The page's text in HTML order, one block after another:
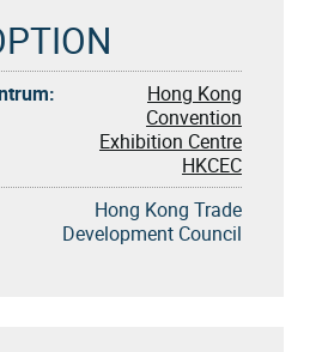
Hong Kong
Convention
Exhibition Centre
HKCEC
Hong Kong Trade
Development Council